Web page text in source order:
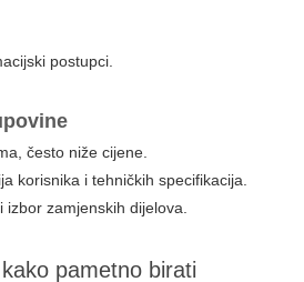
postupci.
često niže cijene.
korisnika i tehničkih specifikacija.
izbor zamjenskih dijelova.
pametno birati